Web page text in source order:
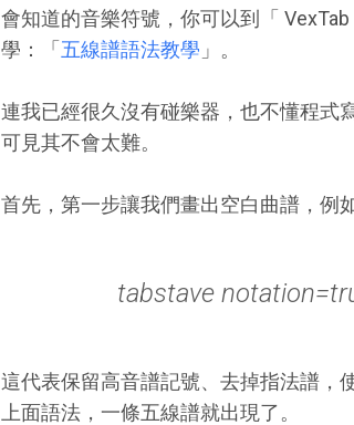
會知道的音樂符號，你可以到「
學：「 五線譜語法教學 」。
連我已經很久沒有碰樂器，也不懂程式
可見其不會太難。
首先，第一步讓我們畫出空白曲譜，例
tabstave
這代表保留高音譜記號、去掉指法譜，
上面語法，一條五線譜就出現了。